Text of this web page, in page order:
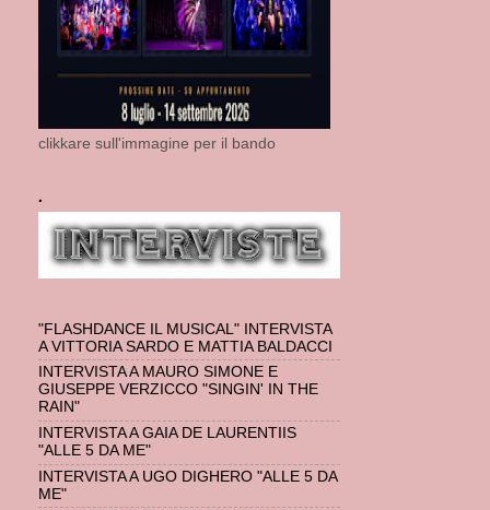
clikkare sull'immagine per il bando
.
"FLASHDANCE IL MUSICAL" INTERVISTA
A VITTORIA SARDO E MATTIA BALDACCI
INTERVISTA A MAURO SIMONE E
GIUSEPPE VERZICCO "SINGIN' IN THE
RAIN"
INTERVISTA A GAIA DE LAURENTIIS
"ALLE 5 DA ME"
INTERVISTA A UGO DIGHERO "ALLE 5 DA
ME"